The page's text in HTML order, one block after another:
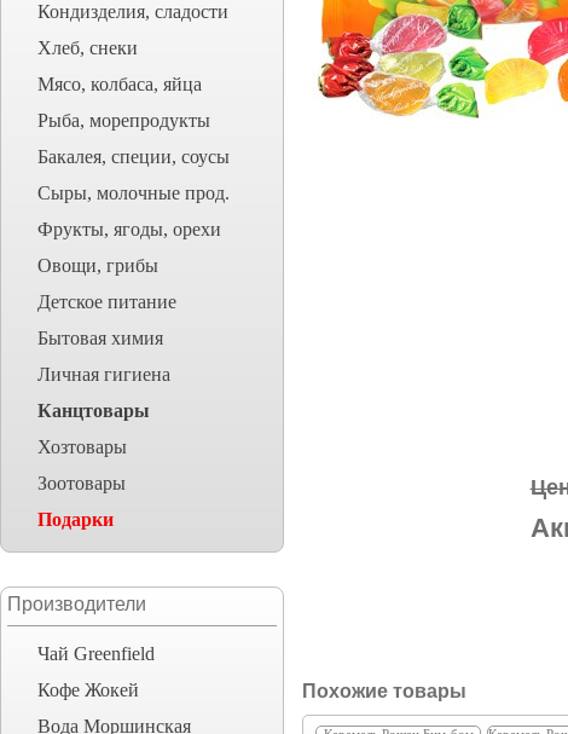
Кондизделия, сладости
Хлеб, снеки
Мясо, колбаса, яйца
Рыба, морепродукты
Бакалея, специи, соусы
Сыры, молочные прод.
Фрукты, ягоды, орехи
Овощи, грибы
Детское питание
Бытовая химия
Личная гигиена
Канцтовары
Хозтовары
Зоотовары
Подарки
Производители
Чай Greenfield
Кофе Жокей
Вода Моршинская
Похожие товары